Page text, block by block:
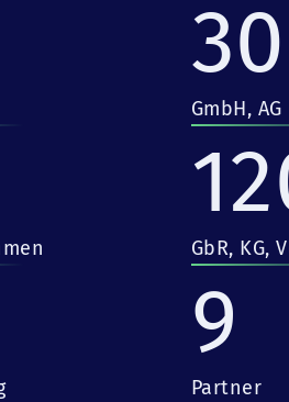
GmbH, AG
GbR, KG,
9
Partner